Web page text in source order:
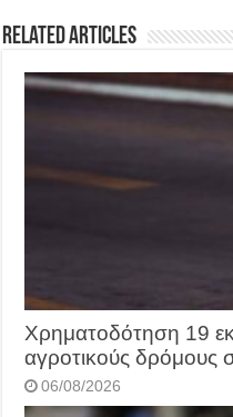
Related Articles
Χρηματοδότηση 19
αγροτικούς δρόμους
06/08/2026